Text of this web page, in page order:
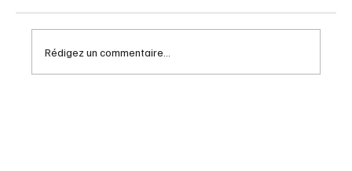
Le vélo électrique a 125 ans
Rédigez un commentaire...